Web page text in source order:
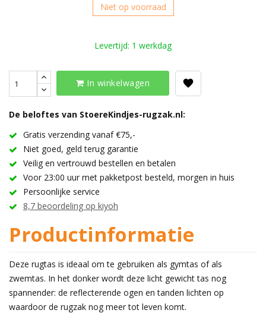
Niet op voorraad
Levertijd: 1 werkdag
In winkelwagen
De beloftes van StoereKindjes-rugzak.nl:
Gratis verzending vanaf €75,-
Niet goed, geld terug garantie
Veilig en vertrouwd bestellen en betalen
Voor 23:00 uur met pakketpost besteld, morgen in huis
Persoonlijke service
8,7 beoordeling op kiyoh
Productinformatie
Deze rugtas is ideaal om te gebruiken als gymtas of als
zwemtas. In het donker wordt deze licht gewicht tas nog
spannender: de reflecterende ogen en tanden lichten op
waardoor de rugzak nog meer tot leven komt.